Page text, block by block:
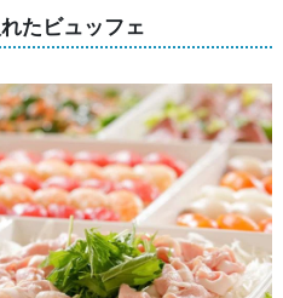
たビュッフェ